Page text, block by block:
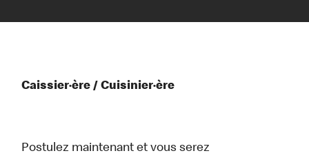
Caissier·ère / Cuisinier·ère
Postulez maintenant et vous serez